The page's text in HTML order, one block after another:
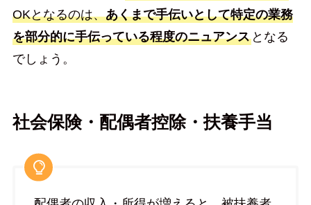
OKとなるのは、あくまで手伝いとして特定の業務
を部分的に手伝っている程度のニュアンスとなる
でしょう。
社会保険・配偶者控除・扶養手当